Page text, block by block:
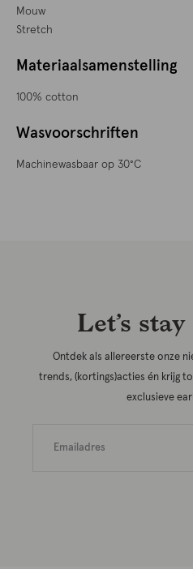
Mouw
Stretch
Materiaalsamenstelling
100% cotton
Wasvoorschriften
Machinewasbaar op 30°C
Let’s
Ontdek als allereerste onze
trends, (kortings)acties én krijg
exclusieve